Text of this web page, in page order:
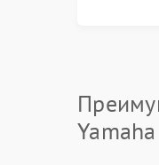
Yamaha